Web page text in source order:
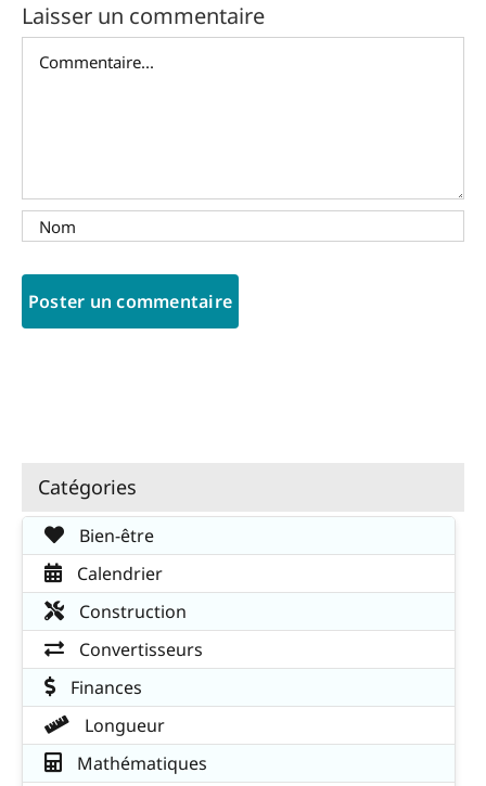
Laisser un commentaire
Catégories
Bien-être
Calendrier
Construction
Convertisseurs
Finances
Longueur
Mathématiques